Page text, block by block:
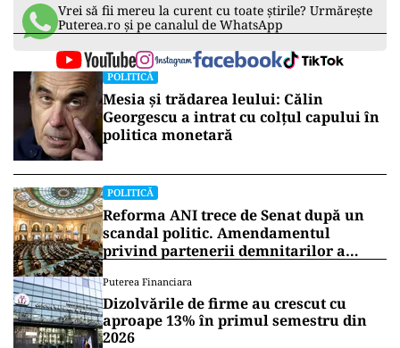
Vrei să fii mereu la curent cu toate știrile? Urmărește
Puterea.ro și pe canalul de WhatsApp
POLITICĂ
Mesia și trădarea leului: Călin
Georgescu a intrat cu colțul capului în
politica monetară
POLITICĂ
Reforma ANI trece de Senat după un
scandal politic. Amendamentul
privind partenerii demnitarilor a
Puterea Financiara
Dizolvările de firme au crescut cu
aproape 13% în primul semestru din
2026